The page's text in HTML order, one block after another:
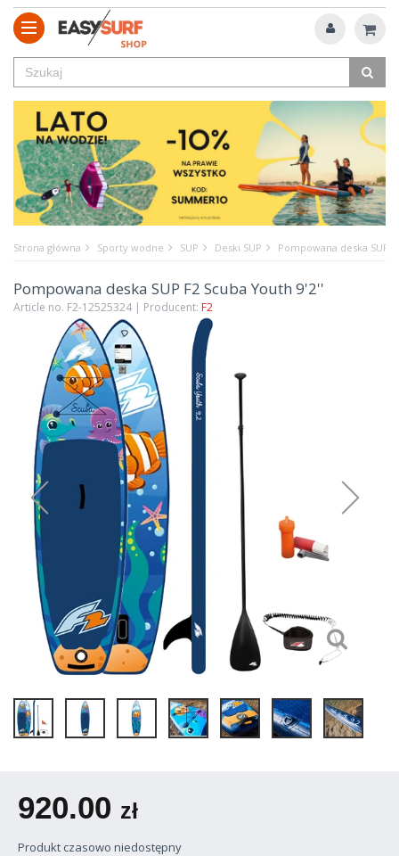
Strona główna Sporty wodne SUP Deski SUP Pompowana deska SUP
Pompowana deska SUP F2 Scuba Youth 9'2''
Article no. F2-12525324 | Producent: F2
920.00 zł
Produkt czasowo niedostępny